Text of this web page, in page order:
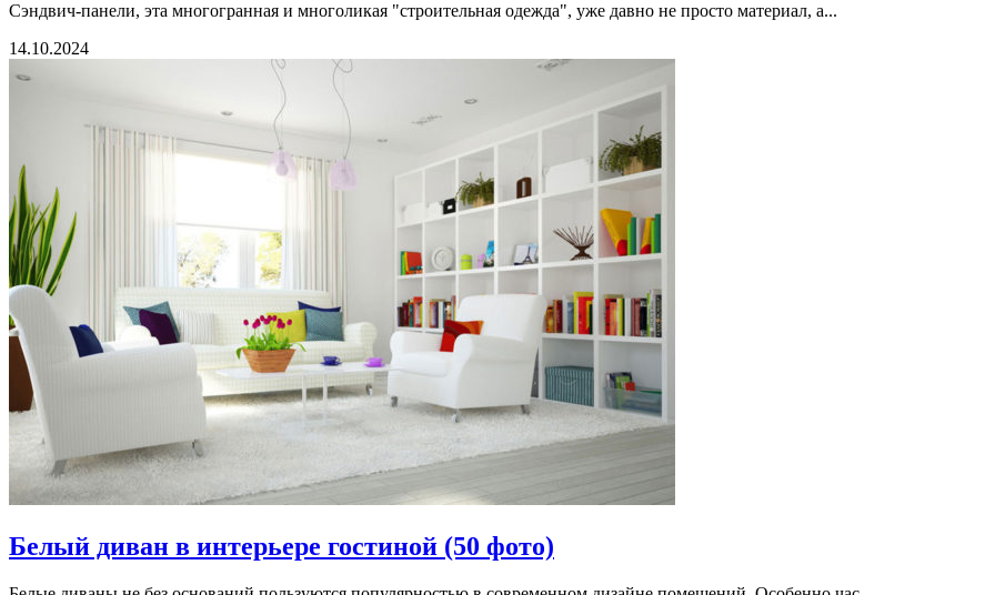
Сэндвич-панели, эта многогранная и многоликая "строительная одежда", уже давно не просто материал, а...
14.10.2024
Белый диван в интерьере гостиной (50 фото)